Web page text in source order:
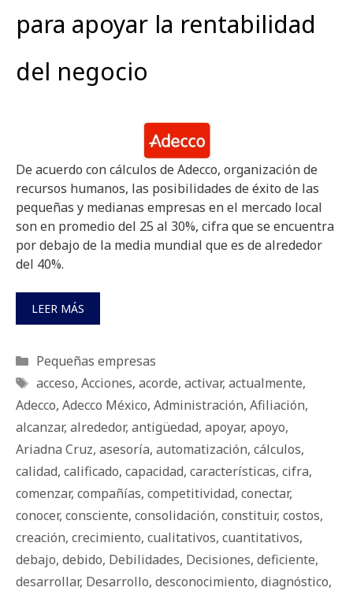
para apoyar la rentabilidad
del negocio
De acuerdo con cálculos de Adecco, organización de
recursos humanos, las posibilidades de éxito de las
pequeñas y medianas empresas en el mercado local
son en promedio del 25 al 30%, cifra que se encuentra
por debajo de la media mundial que es de alrededor
del 40%.
LEER MÁS
Categorías
Pequeñas empresas
Etiquetas
acceso, Acciones, acorde, activar, actualmente,
Adecco, Adecco México, Administración, Afiliación,
alcanzar, alrededor, antigüedad, apoyar, apoyo,
Ariadna Cruz, asesoría, automatización, cálculos,
calidad, calificado, capacidad, características, cifra,
comenzar, compañías, competitividad, conectar,
conocer, consciente, consolidación, constituir, costos,
creación, crecimiento, cualitativos, cuantitativos,
debajo, debido, Debilidades, Decisiones, deficiente,
desarrollar, Desarrollo, desconocimiento, diagnóstico,